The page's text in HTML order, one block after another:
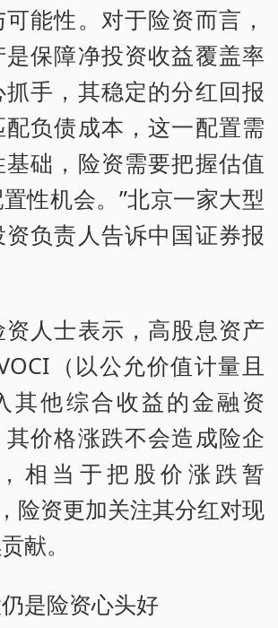
能性。对于险资而言，
保障净投资收益覆盖率
手，其稳定的分红回报
负债成本，这一配置需
础，险资需要把握估值
性机会。”北京一家大型
负责人告诉中国证券报
士表示，高股息资产
（以公允价值计量且
其他综合收益的金融资
价格涨跌不会造成险企
相当于把股价涨跌暂
险资更加关注其分红对现
献。
险资心头好